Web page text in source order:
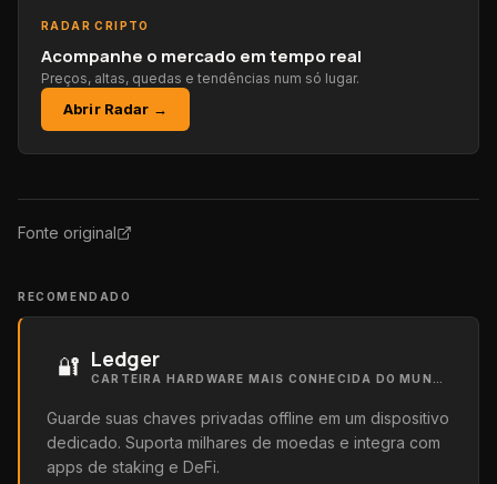
RADAR CRIPTO
Acompanhe o mercado em tempo real
Preços, altas, quedas e tendências num só lugar.
Abrir Radar →
Fonte original
RECOMENDADO
🔐 Ledger
Guarde suas chaves privadas offline em um dispositivo
dedicado. Suporta milhares de moedas e integra com
apps de staking e DeFi.